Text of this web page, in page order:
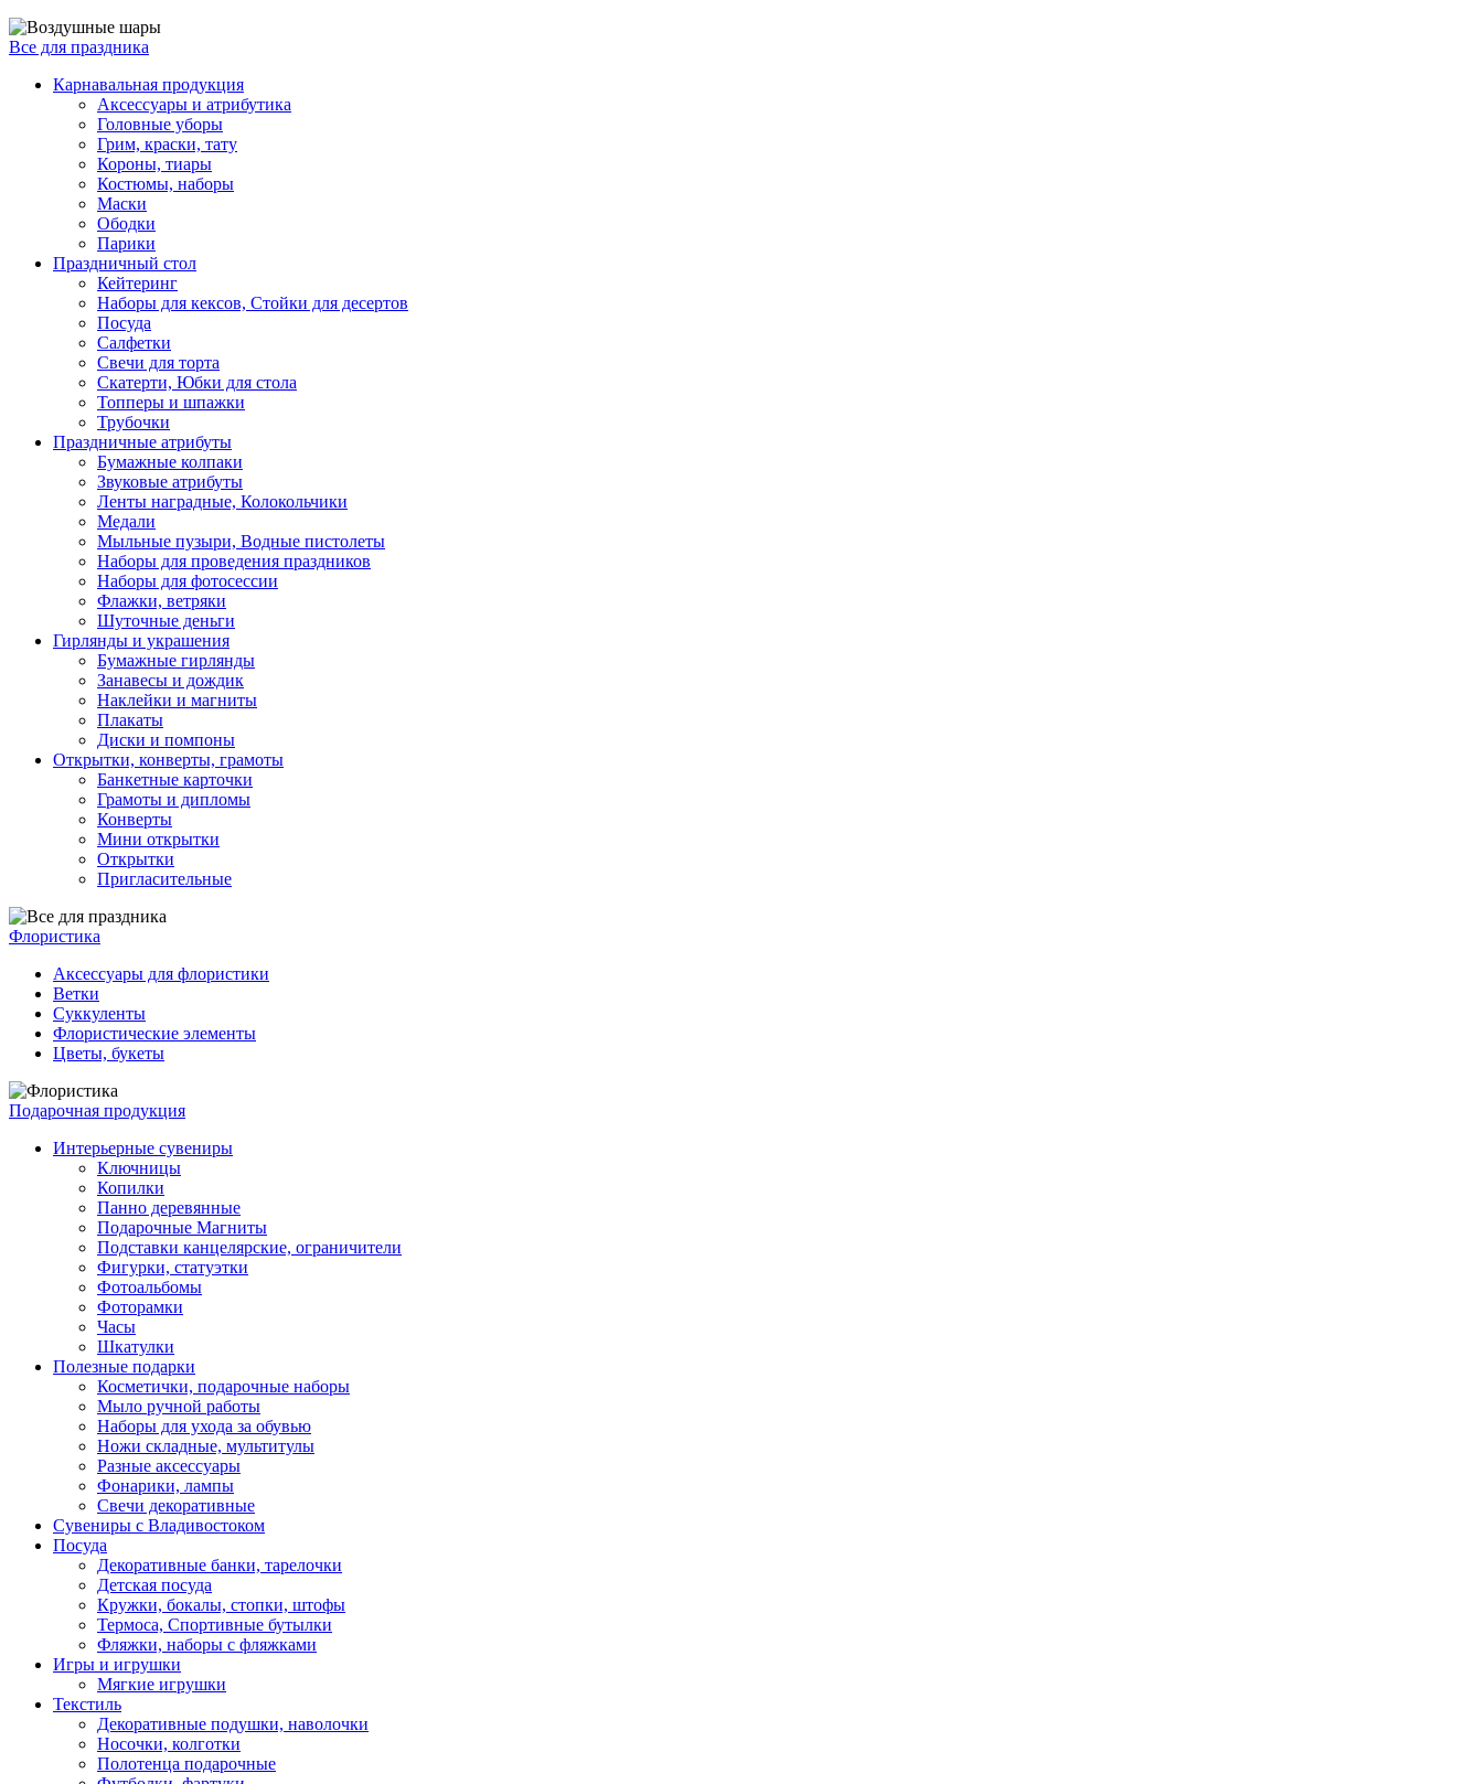
Все для праздника
Карнавальная продукция
Аксессуары и атрибутика
Головные уборы
Грим, краски, тату
Короны, тиары
Костюмы, наборы
Маски
Ободки
Парики
Праздничный стол
Кейтеринг
Наборы для кексов, Стойки для десертов
Посуда
Салфетки
Свечи для торта
Скатерти, Юбки для стола
Топперы и шпажки
Трубочки
Праздничные атрибуты
Бумажные колпаки
Звуковые атрибуты
Ленты наградные, Колокольчики
Медали
Мыльные пузыри, Водные пистолеты
Наборы для проведения праздников
Наборы для фотосессии
Флажки, ветряки
Шуточные деньги
Гирлянды и украшения
Бумажные гирлянды
Занавесы и дождик
Наклейки и магниты
Плакаты
Диски и помпоны
Открытки, конверты, грамоты
Банкетные карточки
Грамоты и дипломы
Конверты
Мини открытки
Открытки
Пригласительные
Флористика
Аксессуары для флористики
Ветки
Суккуленты
Флористические элементы
Цветы, букеты
Подарочная продукция
Интерьерные сувениры
Ключницы
Копилки
Панно деревянные
Подарочные Магниты
Подставки канцелярские, ограничители
Фигурки, статуэтки
Фотоальбомы
Фоторамки
Часы
Шкатулки
Полезные подарки
Косметички, подарочные наборы
Мыло ручной работы
Наборы для ухода за обувью
Ножи складные, мультитулы
Разные аксессуары
Фонарики, лампы
Свечи декоративные
Сувениры с Владивостоком
Посуда
Декоративные банки, тарелочки
Детская посуда
Кружки, бокалы, стопки, штофы
Термоса, Спортивные бутылки
Фляжки, наборы с фляжками
Игры и игрушки
Мягкие игрушки
Текстиль
Декоративные подушки, наволочки
Носочки, колготки
Полотенца подарочные